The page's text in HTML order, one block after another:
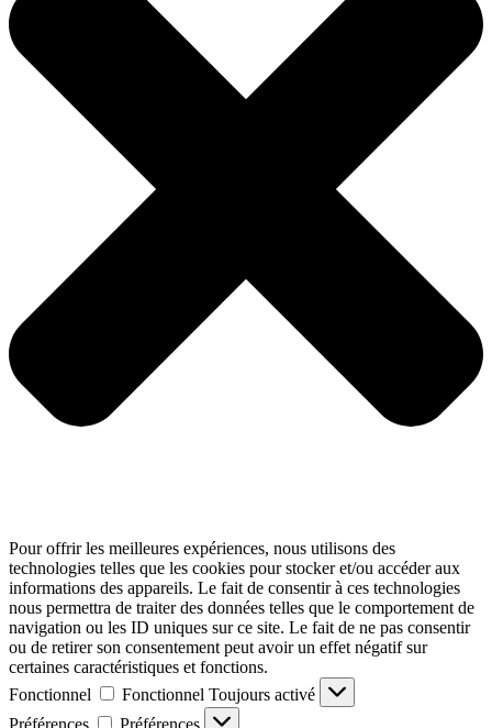
Pour offrir les meilleures expériences, nous utilisons des
technologies telles que les cookies pour stocker et/ou accéder aux
informations des appareils. Le fait de consentir à ces technologies
nous permettra de traiter des données telles que le comportement de
navigation ou les ID uniques sur ce site. Le fait de ne pas consentir
ou de retirer son consentement peut avoir un effet négatif sur
certaines caractéristiques et fonctions.
Fonctionnel
Fonctionnel Toujours activé